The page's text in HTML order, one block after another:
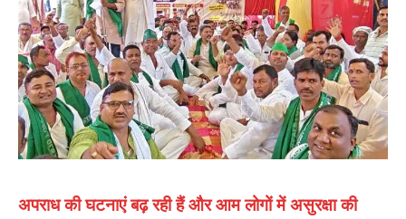
अपराध की घटनाएं बढ़ रही हैं और आम लोगों में असुरक्षा की